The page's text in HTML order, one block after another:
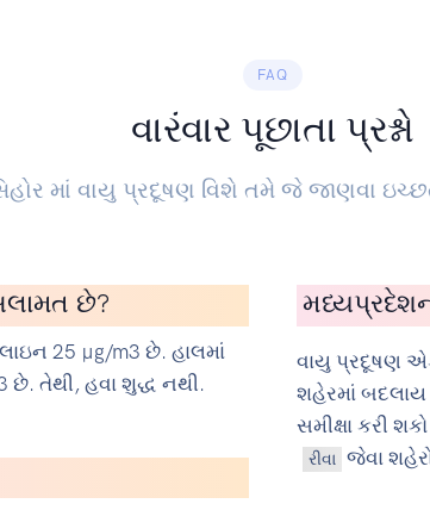
FAQ
વારંવાર પૂછાતા પ્રશ્નો
માં વાયુ પ્રદૂષણ વિશે તમે જે જાણવા
છે?
25 µg/m3 છે. હાલમાં
છે. તેથી, હવા શુદ્ધ નથી.
વાયુ પ્રદૂષણ
શહેરમાં
સમીક્ષા કરી
રીવા જેવા